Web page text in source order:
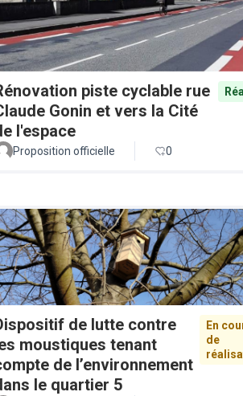
piste cyclable rue
Gonin et vers la Cité
l'espace
Proposition officielle 0
de lutte contre
moustiques tenant
de l’environnement
le quartier 5
En
de